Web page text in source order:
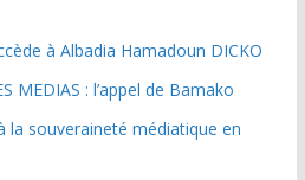
à Albadia Hamadoun DICKO
MEDIAS : l’appel de Bamako
la souveraineté médiatique en